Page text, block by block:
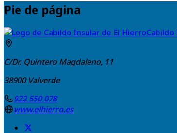
Pie de página
C/Dr. Quintero Magdaleno, 11
38900 Valverde
922 550 078
www.elhierro.es